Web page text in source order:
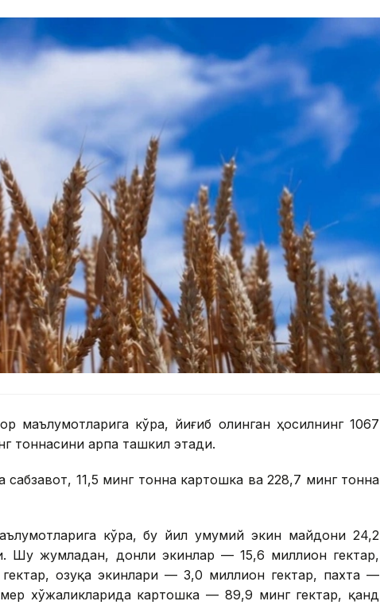
маълумотларига кўра, йиғиб олинган ҳосилнинг 1067
тоннасини арпа ташкил этади.
11,5 минг тонна картошка ва 228,7 минг тонна
кўра, бу йил умумий экин майдони 24,2
Шу жумладан, донли экинлар — 15,6 миллион гектар,
озуқа экинлари — 3,0 миллион гектар, пахта —
хўжаликларида картошка — 89,9 минг гектар, қанд